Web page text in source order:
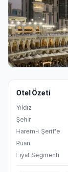
Otel Özeti
Yıldız
Şehir
Harem-i Şerif'e
Puan
Fiyat Segmenti